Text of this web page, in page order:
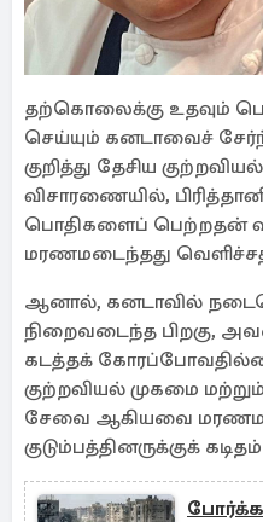
தற்கொலைக்கு உதவும்
செய்யும் கனடாவைச்
குறித்து தேசிய
விசாரணையில்,
பொதிகளைப் பெற்றதன்
மரணமடைந்தது
ஆனால், கனடாவில்
நிறைவடைந்த பிறகு,
கடத்தக்
குற்றவியல் முகமை
சேவை ஆகியவை
குடும்பத்தினருக்குக்